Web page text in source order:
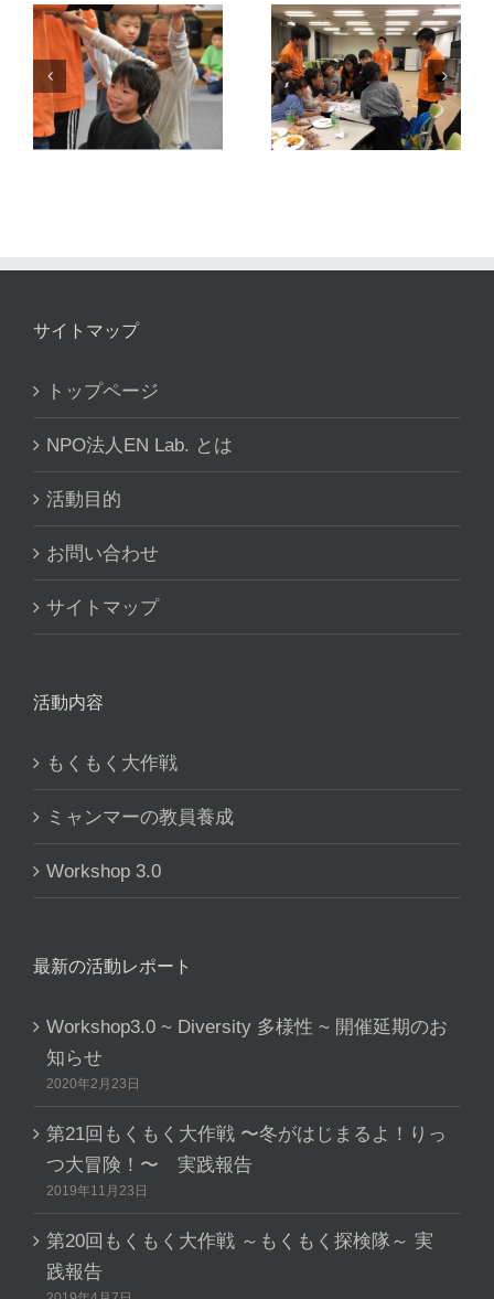
第20回もくも
く大作戦 ～も
くもく探検隊
～ 実践報告
第19回もくも
く大作戦 ～も
くもくハロウ
ィンパーティ
サイトマップ
トップページ
NPO法人EN Lab. とは
活動目的
お問い合わせ
サイトマップ
活動内容
もくもく大作戦
ミャンマーの教員養成
Workshop 3.0
最新の活動レポート
Workshop3.0 ~ Diversity 多様性 ~ 開催延期のお
知らせ
2020年2月23日
第21回もくもく大作戦 〜冬がはじまるよ！りっ
つ大冒険！〜 実践報告
2019年11月23日
第20回もくもく大作戦 ～もくもく探検隊～ 実
践報告